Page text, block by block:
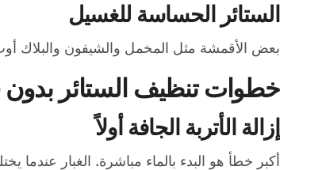
الستائر الحساسة للغسيل
بعض الأقمشة مثل المخمل والشيفون والبلاك
خطوات تنظيف الستائر بدون
إزالة الأتربة الجافة أولاً
أكبر خطأ هو البدء بالماء مباشرة. الغبار عندما